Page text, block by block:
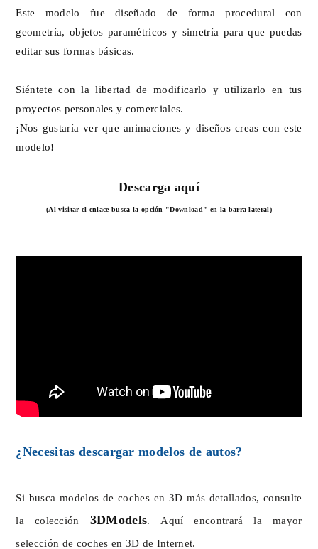
Este modelo fue diseñado de forma procedural con
geometría, objetos paramétricos y simetría para que puedas
editar sus formas básicas.
Siéntete con la libertad de modificarlo y utilizarlo en tus
proyectos personales y comerciales.
¡Nos gustaría ver que animaciones y diseños creas con este
modelo!
Descarga aquí
(Al visitar el enlace busca la opción "Download" en la barra lateral)
¿Necesitas descargar modelos de autos?
Si busca modelos de coches en 3D más detallados, consulte
la colección 3DModels . Aquí encontrará la mayor
selección de coches en 3D de Internet.